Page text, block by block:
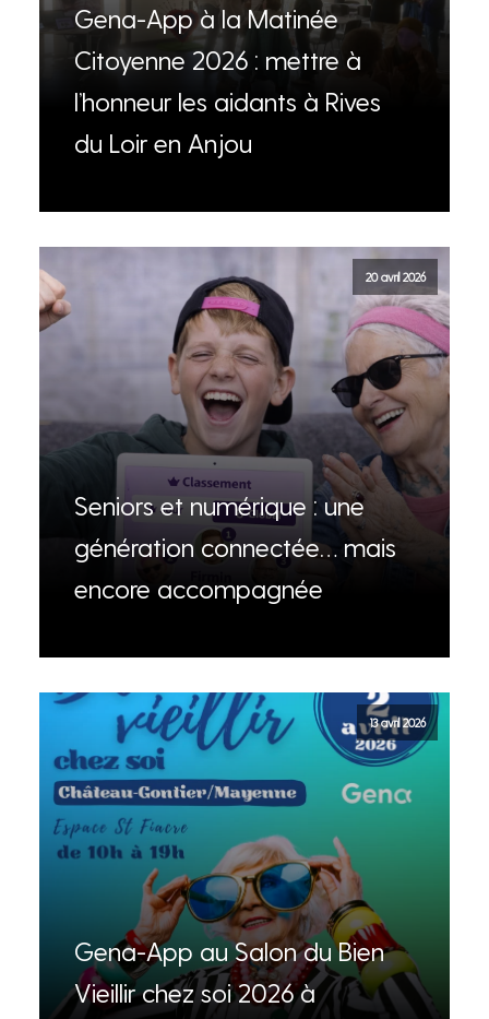
Gena-App à la Matinée
Citoyenne 2026 : mettre à
l’honneur les aidants à Rives
du Loir en Anjou
20 avril 2026
Seniors et numérique : une
génération connectée… mais
encore accompagnée
13 avril 2026
Gena-App au Salon du Bien
Vieillir chez soi 2026 à